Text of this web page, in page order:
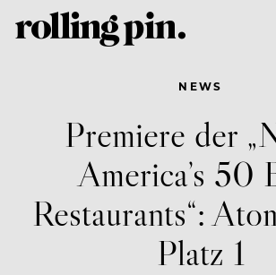
NEWS
Premiere der
America’s 50
Restaurants“:
Platz 1